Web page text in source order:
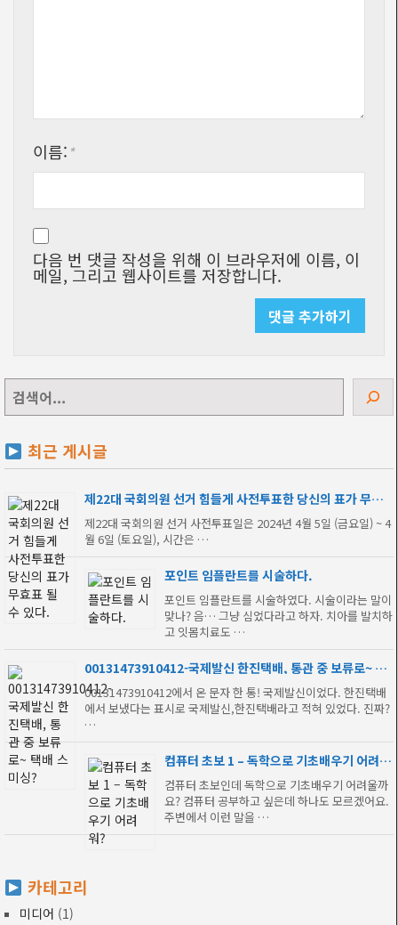
이름: *
다음 번 댓글 작성을 위해 이 브라우저에 이름, 이
메일, 그리고 웹사이트를 저장합니다.
검
색
최근 게시글
제22대 국회의원 선거 힘들게 사전투표한 당신의 표가 무효
표 될 수 있다.
제22대 국회의원 선거 사전투표일은 2024년 4월 5일 (금요일) ~ 4
월 6일 (토요일), 시간은 …
포인트 임플란트를 시술하다.
포인트 임플란트를 시술하였다. 시술이라는 말이
맞나? 음… 그냥 심었다라고 하자. 치아를 발치하
고 잇몸치료도 …
00131473910412-국제발신 한진택배, 통관 중 보류로~ 택
배 스미싱?
00131473910412에서 온 문자 한 통! 국제발신이었다. 한진택배
에서 보냈다는 표시로 국제발신,한진택배라고 적혀 있었다. 진짜?
…
컴퓨터 초보 1 – 독학으로 기초배우기 어려
워?
컴퓨터 초보인데 독학으로 기초배우기 어려울까
요? 컴퓨터 공부하고 싶은데 하나도 모르겠어요.
주변에서 이런 말을 …
카테고리
미디어 (1)